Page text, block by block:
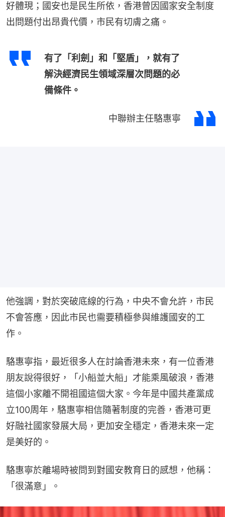
好體現；國安也是民生所依，香港曾因國家安全制度
出問題付出昂貴代價，市民有切膚之痛。
有了「利劍」和「堅盾」，就有了
解決經濟民生領域深層次問題的必
備條件。
中聯辦主任駱惠寧
他強調，對於突破底線的行為，中央不會允許，市民
不會答應，因此市民也需要積極參與維護國安的工
作。
駱惠寧指，最近很多人在討論香港未來，有一位香港
朋友說得很好，「小船並大船」才能乘風破浪，香港
這個小家離不開祖國這個大家。今年是中國共產黨成
立100周年，駱惠寧相信隨著制度的完善，香港可更
好融社國家發展大局，更加安全穩定，香港未來一定
是美好的。
駱惠寧於離場時被問到對國安教育日的感想，他稱：
「很滿意」。